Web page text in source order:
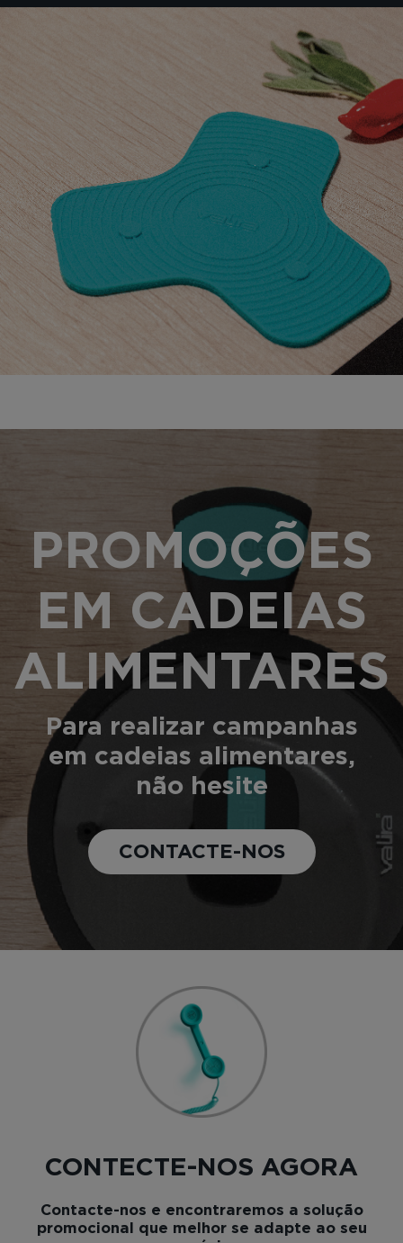
PROMOÇÕES
EM CADEIAS
ALIMENTARES
Para realizar campanhas
em cadeias alimentares,
não hesite
CONTACTE-NOS
CONTECTE-NOS AGORA
Contacte-nos e encontraremos a solução
promocional que melhor se adapte ao seu